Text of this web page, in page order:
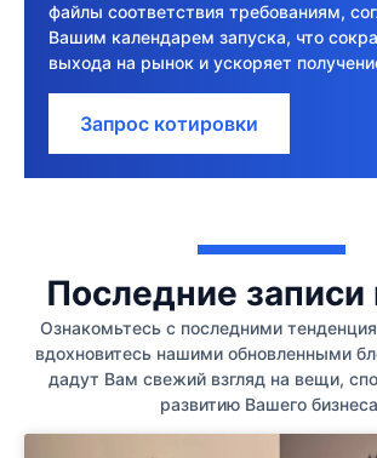
файлы соответствия требованиям,
Вашим календарем запуска, что
выхода на рынок и ускоряет
Запрос котировки
Последние записи
Ознакомьтесь с последними
вдохновитесь нашими обновленными
дадут Вам свежий взгляд на вещи,
развитию Вашего